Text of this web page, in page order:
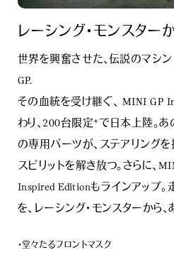
レーシング・モンスター
世界を興奮させた、伝説のマシ
GP.
その血統を受け継ぐ、 MINI GP
わり、200台限定*で日本上陸。
の専用パーツが、ステアリングを
スピリットを解き放つ。さらに、
Inspired Editionもラインアップ
を、レーシング・モンスターから、
・堂々たるフロントマスク